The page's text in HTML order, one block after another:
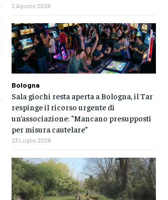
2 Agosto 2026
Bologna
Sala giochi resta aperta a Bologna, il Tar
respinge il ricorso urgente di
un’associazione: “Mancano presupposti
per misura cautelare”
23 Luglio 2026